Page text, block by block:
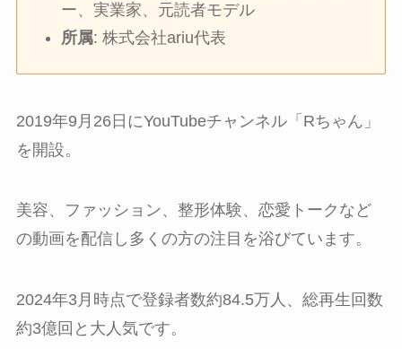
ー、実業家、元読者モデル
所属: 株式会社ariu代表
2019年9月26日にYouTubeチャンネル「Rちゃん」
を開設。
美容、ファッション、整形体験、恋愛トークなど
の動画を配信し多くの方の注目を浴びています。
2024年3月時点で登録者数約84.5万人、総再生回数
約3億回と大人気です。